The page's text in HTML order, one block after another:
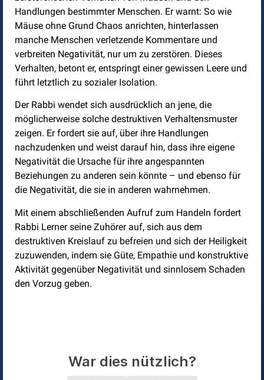
Handlungen bestimmter Menschen. Er warnt: So wie
Mäuse ohne Grund Chaos anrichten, hinterlassen
manche Menschen verletzende Kommentare und
verbreiten Negativität, nur um zu zerstören. Dieses
Verhalten, betont er, entspringt einer gewissen Leere und
führt letztlich zu sozialer Isolation.
Der Rabbi wendet sich ausdrücklich an jene, die
möglicherweise solche destruktiven Verhaltensmuster
zeigen. Er fordert sie auf, über ihre Handlungen
nachzudenken und weist darauf hin, dass ihre eigene
Negativität die Ursache für ihre angespannten
Beziehungen zu anderen sein könnte – und ebenso für
die Negativität, die sie in anderen wahrnehmen.
Mit einem abschließenden Aufruf zum Handeln fordert
Rabbi Lerner seine Zuhörer auf, sich aus dem
destruktiven Kreislauf zu befreien und sich der Heiligkeit
zuzuwenden, indem sie Güte, Empathie und konstruktive
Aktivität gegenüber Negativität und sinnlosem Schaden
den Vorzug geben.
War dies nützlich?